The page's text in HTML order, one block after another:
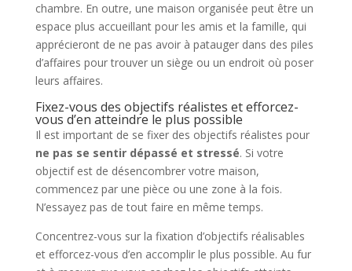
chambre. En outre, une maison organisée peut être un
espace plus accueillant pour les amis et la famille, qui
apprécieront de ne pas avoir à patauger dans des piles
d’affaires pour trouver un siège ou un endroit où poser
leurs affaires.
Fixez-vous des objectifs réalistes et efforcez-
vous d’en atteindre le plus possible
Il est important de se fixer des objectifs réalistes pour
ne pas se sentir dépassé et stressé. Si votre
objectif est de désencombrer votre maison,
commencez par une pièce ou une zone à la fois.
N’essayez pas de tout faire en même temps.
Concentrez-vous sur la fixation d’objectifs réalisables
et efforcez-vous d’en accomplir le plus possible. Au fur